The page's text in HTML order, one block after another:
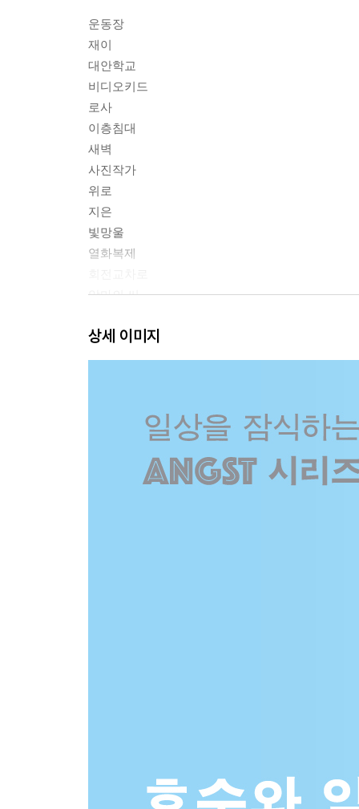
운동장
재이
대안학교
비디오키드
로사
이층침대
새벽
사진작가
위로
지은
빛망울
열화복제
악마의 씨
암실
영우학당
해설 | 씐 것과 쓰는 것_박인성
상세 이미지